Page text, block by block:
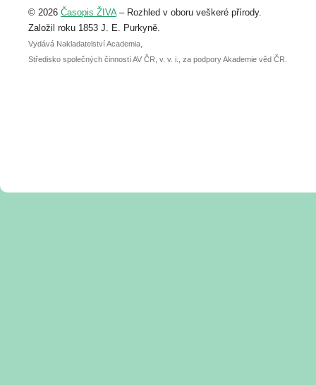
abstraktu přihlášené přednášky nebo
posteru je už 30. června.
© 2026 Časopis ŽIVA– Rozhled v oboru veškeré přírody.
Založil roku 1853 J. E. Purkyně.
Vydává Nakladatelství Academia,
Středisko společných činností AV ČR, v. v. i., za podpory Akademie věd ČR.